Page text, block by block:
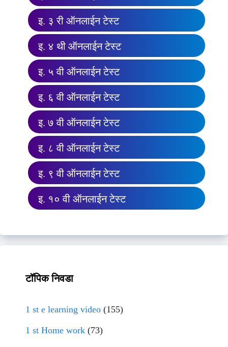
इ. ३ री ऑनलाईन टेस्ट
इ. ४ थी ऑनलाईन टेस्ट
इ. ५ वी ऑनलाईन टेस्ट
इ. ६ वी ऑनलाईन टेस्ट
इ. ७ वी ऑनलाईन टेस्ट
इ. ८ वी ऑनलाईन टेस्ट
इ. ९ वी ऑनलाईन टेस्ट
इ. १० वी ऑनलाईन टेस्ट
टॉपिक निवडा
1 st e learning video (155)
1 st Home work (73)